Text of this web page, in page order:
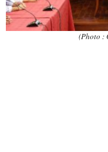
(Photo :